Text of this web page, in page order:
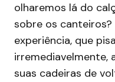
olharemos lá do
sobre os canteiros?
experiência, que
irremediavelmente,
suas cadeiras de